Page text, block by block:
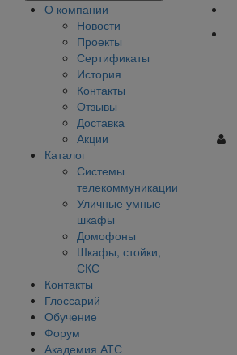
О компании
Новости
Проекты
Сертификаты
История
Контакты
Отзывы
Доставка
Акции
Каталог
Системы
телекоммуникации
Уличные умные
шкафы
Домофоны
Шкафы, стойки,
СКС
Контакты
Глоссарий
Обучение
Форум
Академия АТС